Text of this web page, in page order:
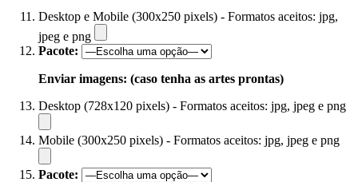
Desktop e Mobile (300x250 pixels) - Formatos aceitos: jpg,
jpeg e png
Pacote:
Enviar imagens: (caso tenha as artes prontas)
Desktop (728x120 pixels) - Formatos aceitos: jpg, jpeg e png
Mobile (300x250 pixels) - Formatos aceitos: jpg, jpeg e png
Pacote: